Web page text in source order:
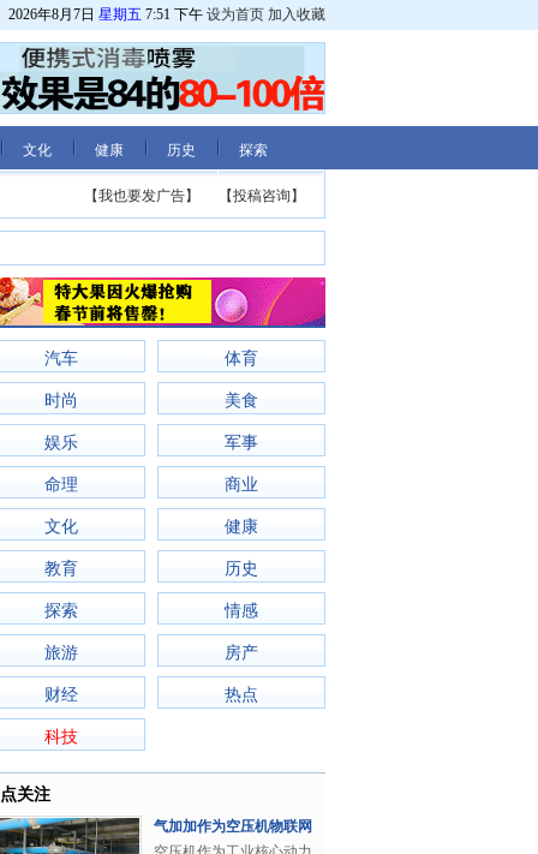
2026年8月7日 星期五 7:51 下午 设为首页 加入收藏
文化 健康 历史 探索
【投稿咨询】
【我也要发广告】
汽车 体育
时尚 美食
娱乐 军事
命理 商业
文化 健康
教育 历史
探索 情感
旅游 房产
财经 热点
科技
关注
气加加作为空压机物联网
标杆平台，打造..